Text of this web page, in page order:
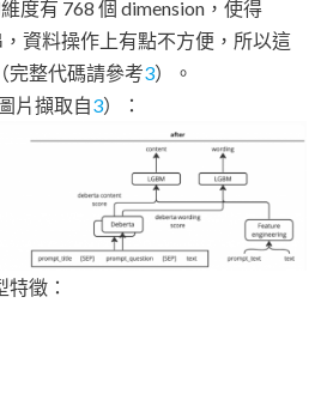
度有 768 個 dimension，使得
資料操作上有點不方便，所以這
完整代碼請參考3）。
片擷取自3）：
徵：